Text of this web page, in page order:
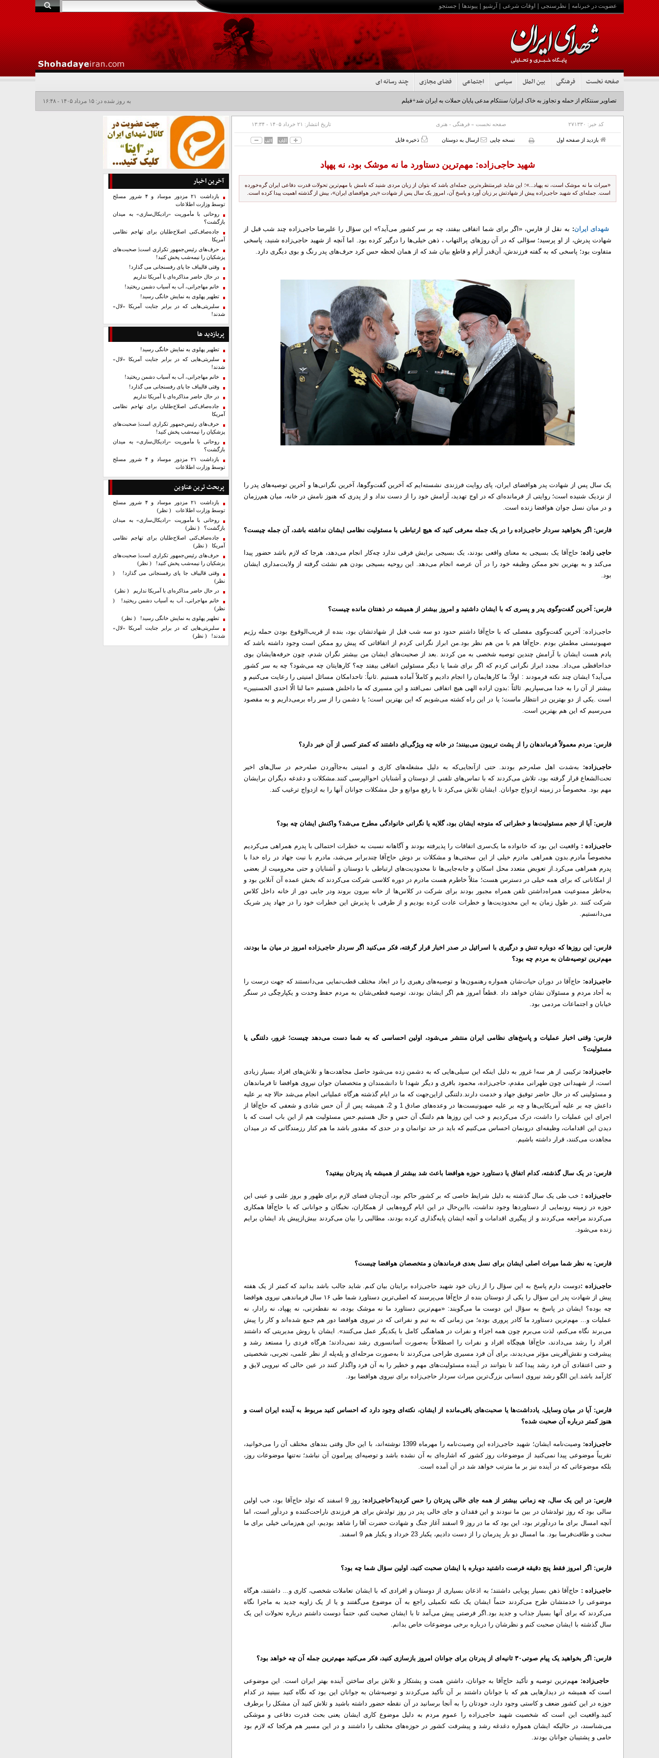
عضویت در خبرنامه نظرسنجی اوقات شرعی آرشیو پیوندها جستجو
صفحه نخست فرهنگی بین الملل سیاسی اجتماعی فضای مجازی چند رسانه ای
تصاویر سنتکام از حمله و تجاوز به خاک ایران/ سنتکام مدعی پایان حملات به ایران شد+فیلم به روز شده در: ۱۵ مرداد ۱۴۰۵ - ۱۶:۴۸
کد خبر: ۲۷۱۳۳۰ صفحه نخست »فرهنگی - هنری تاریخ انتشار: ۲۱ خرداد ۱۴۰۵ - ۱۳:۳۴
بازدید از صفحه اول نسخه چاپی ارسال به دوستان ذخیره فایل
شهید حاجی‌زاده: مهم‌ترین دستاورد ما نه موشک بود، نه پهپاد
«میراث ما نه موشک است، نه پهپاد...»؛ این شاید غیرمنتظره‌ترین جمله‌ای باشد که بتوان از زبان مردی شنید که نامش با مهم‌ترین تحولات قدرت دفاعی ایران گره‌خورده
است. جمله‌ای که شهید حاجی‌زاده پیش از شهادتش بر زبان آورد و پاسخ آن، امروز یک سال پس از شهادت «پدر هوافضای ایران»، بیش از گذشته اهمیت پیدا کرده است.
شهدای ایران: به نقل از فارس، «اگر برای شما اتفاقی بیفتد، چه بر سر کشور می‌آید؟» این سؤال را علیرضا حاجی‌زاده چند شب قبل از
شهادت پدرش، از او پرسید؛ سؤالی که در آن روزهای پرالتهاب ، ذهن خیلی‌ها را درگیر کرده بود. اما آنچه از شهید حاجی‌زاده شنید، پاسخی
متفاوت بود؛ پاسخی که به گفته فرزندش، آن‌قدر آرام و قاطع بیان شد که از همان لحظه حس کرد حرف‌های پدر رنگ و بوی دیگری دارد.
یک سال پس از شهادت پدر هوافضای ایران، پای روایت فرزندی نشسته‌ایم که آخرین گفت‌وگوها، آخرین نگرانی‌ها و آخرین توصیه‌های پدر را
از نزدیک شنیده است؛ روایتی از فرمانده‌ای که در اوج تهدید، آرامش خود را از دست نداد و از پدری که هنوز نامش در خانه، میان هم‌رزمان
و در میان نسل جوان هوافضا زنده است.
فارس: اگر بخواهید سردار حاجی‌زاده را در یک جمله معرفی کنید که هیچ ارتباطی با مسئولیت نظامی ایشان نداشته باشد، آن جمله چیست؟
حاجی زاده: حاج‌آقا یک بسیجی به معنای واقعی بودند، یک بسیجی برایش فرقی ندارد چه‌کار انجام می‌دهد، هرجا که لازم باشد حضور پیدا
می‌کند و به بهترین نحو ممکن وظیفه خود را در آن عرصه انجام می‌دهد. این روحیه بسیجی بودن هم نشئت گرفته از ولایت‌مداری ایشان
بود.
فارس: آخرین گفت‌وگوی پدر و پسری که با ایشان داشتید و امروز بیشتر از همیشه در ذهنتان مانده چیست؟
حاجی‌زاده: آخرین گفت‌وگوی مفصلی که با حاج‌آقا داشتم حدود دو سه شب قبل از شهادتشان بود، بنده از قریب‌الوقوع بودن حمله رژیم
صهیونیستی مطمئن بودم .حاج‌آقا هم با من هم نظر بود.من ابراز نگرانی کردم از اتفاقاتی که پیش رو ممکن است وجود داشته باشد که
یادم هست ایشان با آرامش چندین توصیه شخصی به من کردند .بعد از صحبت‌های ایشان من بیشتر نگران شدم، چون حرفه‌هایشان بوی
خداحافظی می‌داد. مجدد ابراز نگرانی کردم که اگر برای شما یا دیگر مسئولین اتفاقی بیفتد چه؟ کارهایتان چه می‌شود؟ چه به سر کشور
می‌آید؟ ایشان چند نکته فرمودند : اولاً: ما کارهایمان را انجام دادیم و کاملاً آماده هستیم .ثانیاً: تاحدامکان مسائل امنیتی را رعایت می‌کنیم و
بیشتر از آن را به خدا می‌سپاریم. ثالثاً :بدون اراده الهی هیچ اتفاقی نمی‌افتد و این مسیری که ما داخلش هستیم «ما لنا الّا احدی الحسنیین»
است .یکی از دو بهترین در انتظار ماست؛ یا در این راه کشته می‌شویم که این بهترین است؛ یا دشمن را از سر راه برمی‌داریم و به مقصود
می‌رسیم که این هم بهترین است.
فارس: مردم معمولاً فرماندهان را از پشت تریبون می‌بینند؛ در خانه چه ویژگی‌ای داشتند که کمتر کسی از آن خبر دارد؟
حاجی‌زاده: به‌شدت اهل صله‌رحم بودند. حتی ازآنجایی‌که به دلیل مشغله‌های کاری و امنیتی به‌جاآوردن صله‌رحم در سال‌های اخیر
تحت‌الشعاع قرار گرفته بود، تلاش می‌کردند که با تماس‌های تلفنی از دوستان و آشنایان احوالپرسی کنند.مشکلات و دغدغه دیگران برایشان
مهم بود. مخصوصاً در زمینه ازدواج جوانان. ایشان تلاش می‌کرد تا با رفع موانع و حل مشکلات جوانان آنها را به ازدواج ترغیب کند.
فارس: آیا از حجم مسئولیت‌ها و خطراتی که متوجه ایشان بود، گلایه یا نگرانی خانوادگی مطرح می‌شد؟ واکنش ایشان چه بود؟
حاجی‌زاده : واقعیت این بود که خانواده ما یک‌سری اتفاقات را پذیرفته بودند و آگاهانه نسبت به خطرات احتمالی با پدرم همراهی می‌کردیم
مخصوصاً مادرم.بدون همراهی مادرم خیلی از این سختی‌ها و مشکلات بر دوش حاج‌آقا چندبرابر می‌شد، مادرم با نیت جهاد در راه خدا با
پدرم همراهی می‌کرد. از تعویض متعدد محل اسکان و جابه‌جایی‌ها تا محدودیت‌های ارتباطی با دوستان و آشنایان و حتی محرومیت از بعضی
از امکاناتی که برای همه خیلی در دسترس هست؛ مثلاً خاطرم هست مادرم در دوره کلاسی شرکت می‌کردند که بخش عمده آن آنلاین بود و
به‌خاطر ممنوعیت همراه‌داشتن تلفن همراه مجبور بودند برای شرکت در کلاس‌ها از خانه بیرون بروند ودر جایی دور از خانه داخل کلاس
شرکت کنند .در طول زمان به این محدودیت‌ها و خطرات عادت کرده بودیم و از طرفی با پذیرش این خطرات خود را در جهاد پدر شریک
می‌دانستیم.
فارس: این روزها که دوباره تنش و درگیری با اسرائیل در صدر اخبار قرار گرفته، فکر می‌کنید اگر سردار حاجی‌زاده امروز در میان ما بودند،
مهم‌ترین توصیه‌شان به مردم چه بود؟
حاجی‌زاده: حاج‌آقا در دوران حیات‌شان همواره رهنمون‌ها و توصیه‌های رهبری را در ابعاد مختلف قطب‌نمایی می‌دانستند که جهت درست را
به آحاد مردم و مسئولان نشان خواهد داد .قطعاً امروز هم اگر ایشان بودند، توصیه قطعی‌شان به مردم حفظ وحدت و یکپارچگی در سنگر
خیابان و اجتماعات مردمی بود.
فارس: وقتی اخبار عملیات و پاسخ‌های نظامی ایران منتشر می‌شود، اولین احساسی که به شما دست می‌دهد چیست؛ غرور، دلتنگی یا
مسئولیت؟
حاجی‌زاده: ترکیبی از هر سه! غرور به دلیل اینکه این سیلی‌هایی که به دشمن زده می‌شود حاصل مجاهدت‌ها و تلاش‌های افراد بسیار زیادی
است، از شهیدانی چون طهرانی مقدم، حاجی‌زاده، محمود باقری و دیگر شهدا تا دانشمندان و متخصصان جوان نیروی هوافضا تا فرماندهان
و مسئولینی که در حال حاضر توفیق جهاد و خدمت دارند.دلتنگی ازاین‌جهت که ما در ایام گذشته هرگاه عملیاتی انجام می‌شد حالا چه بر علیه
داعش چه بر علیه آمریکایی‌ها و چه بر علیه صهیونیست‌ها در وعده‌های صادق 1 و 2، همیشه پس از آن حس شادی و شعفی که حاج‌آقا از
اجرای این عملیات را داشت، درک می‌کردیم و خب این روزها هم دلتنگ آن حس و حال هستیم.حس مسئولیت هم از این باب است که با
دیدن این اقدامات، وظیفه‌ای درونمان احساس می‌کنیم که باید در حد توانمان و در حدی که مقدور باشد ما هم کنار رزمندگانی که در میدان
مجاهدت می‌کنند، قرار داشته باشیم.
فارس: در یک سال گذشته، کدام اتفاق یا دستاورد حوزه هوافضا باعث شد بیشتر از همیشه یاد پدرتان بیفتید؟
حاجی‌زاده : خب طی یک سال گذشته به دلیل شرایط خاصی که بر کشور حاکم بود، آن‌چنان فضای لازم برای ظهور و بروز علنی و عینی این
حوزه در زمینه رونمایی از دستاوردها وجود نداشت، بااین‌حال در این ایام گروه‌هایی از همکاران، نخبگان و جوانانی که با حاج‌آقا همکاری
می‌کردند مراجعه می‌کردند و از پیگیری اقدامات و آنچه ایشان پایه‌گذاری کرده بودند، مطالبی را بیان می‌کردند بیش‌ازپیش یاد ایشان برایم
زنده می‌شود.
فارس: به نظر شما میراث اصلی ایشان برای نسل بعدی فرماندهان و متخصصان هوافضا چیست؟
حاجی‌زاده :دوست دارم پاسخ به این سؤال را از زبان خود شهید حاجی‌زاده برایتان بیان کنم. شاید جالب باشد بدانید که کمتر از یک هفته
پیش از شهادت پدر این سؤال را یکی از دوستان بنده از حاج‌آقا می‌پرسند که اصلی‌ترین دستاورد شما طی ۱۶ سال فرماندهی نیروی هوافضا
چه بوده؟ ایشان در پاسخ به سؤال این دوست ما می‌گویند: «مهم‌ترین دستاورد ما نه موشک بوده، نه نقطه‌زنی، نه پهپاد، نه رادار، نه
عملیات و... مهم‌ترین دستاورد ما کادر پروری بوده؛ من زمانی که به تیم و نفراتی که در نیروی هوافضا دور هم جمع شده‌اند و کار را پیش
می‌برند نگاه می‌کنم، لذت می‌برم چون همه اجزاء و نفرات در هماهنگی کامل با یکدیگر عمل می‌کنند». ایشان با روش مدیریتی که داشتند
افراد را رشد می‌دادند، حاج‌آقا هیچگاه افراد و نفرات را اصطلاحاً به‌صورت آسانسوری رشد نمی‌دادند؛ هرگاه فردی را مستعد رشد و
پیشرفت و نقش‌آفرینی مؤثر می‌دیدند، برای آن فرد مسیری طراحی می‌کردند تا به‌صورت مرحله‌ای و پله‌پله از نظر علمی، تجربی، شخصیتی
و حتی اعتقادی آن فرد رشد پیدا کند تا بتوانند در آینده مسئولیت‌های مهم و خطیر را به آن فرد واگذار کنند در عین حالی که نیرویی لایق و
کارآمد باشد. این الگو رشد نیروی انسانی بزرگ‌ترین میراث سردار حاجی‌زاده برای نیروی هوافضا بود‌.
فارس: آیا در میان وسایل، یادداشت‌ها یا صحبت‌های باقی‌مانده از ایشان، نکته‌ای وجود دارد که احساس کنید مربوط به آینده ایران است و
هنوز کمتر درباره آن صحبت شده؟
حاجی‌زاده:
وصیت‌نامه ایشان؛ شهید حاجی‌زاده این وصیت‌نامه را مهرماه 1399 نوشته‌اند، با این حال وقتی بندهای مختلف آن را می‌خوانید،
تقریباً موضوعی پیدا نمی‌کنید از موضوعات روز کشور که اشاره‌ای به آن نشده باشد و توصیه‌ای پیرامون آن نباشد؛ نه‌تنها موضوعات روز،
بلکه موضوعاتی که در آینده نیز بر ما مترتب خواهد شد در آن آمده است.
فارس: در این یک سال، چه زمانی بیشتر از همه جای خالی پدرتان را حس کردید؟حاجی‌زاده:
روز 9 اسفند که تولد حاج‌آقا بود، خب اولین
سالی بود که روز تولدشان در بین ما نبودند و این فقدان و جای خالی پدر در روز تولدش برای هر فرزندی ناراحت‌کننده و دردآور است، اما
آنچه امسال برای ما دردآورتر بود، این بود که ما در روز 9 اسفند آغاز جنگ و شهادت حضرت آقا را شاهد بودیم، این هم‌زمانی خیلی برای ما
سخت و طاقت‌فرسا بود. ما امسال دو بار پدرمان را از دست دادیم، یکبار 23 خرداد و یکبار هم 9 اسفند.
فارس: اگر امروز فقط پنج دقیقه فرصت داشتید دوباره با ایشان صحبت کنید، اولین سؤال شما چه بود؟
حاجی‌زاده : حاج‌آقا ذهن بسیار پویایی داشتند؛ به اذعان بسیاری از دوستان و افرادی که با ایشان تعاملات شخصی، کاری و... داشتند، هرگاه
موضوعی را خدمتشان طرح می‌کردند حتماً ایشان یک نکته تکمیلی راجع به آن موضوع می‌گفتند و یا از یک زاویه جدید به ماجرا نگاه
می‌کردند که برای آنها بسیار جذاب و جدید بود. اگر فرصتی پیش می‌آمد تا با ایشان صحبت کنم، حتماً دوست داشتم درباره تحولات این یک
سال گذشته با ایشان صحبت کنم و نظرشان را درباره برخی موضوعات خاص بدانم.
فارس: اگر بخواهید یک پیام صوتی۳۰ ثانیه‌ای از پدرتان برای جوانان امروز بازسازی کنید، فکر می‌کنید مهم‌ترین جمله آن چه خواهد بود؟
حاجی‌زاده: مهم‌ترین توصیه و تأکید حاج‌آقا به جوانان، داشتن همت و پشتکار و تلاش برای ساختن آینده بهتر ایران است. این موضوعی
است که همیشه در دیدارهایی هم که با جوانان داشتند بر آن تأکید می‌کردند و توصیه‌شان به جوانان این بود که نگاه کنید ببینید در کدام
حوزه در این کشور ضعف و کاستی وجود دارد، خودتان را به آنجا برسانید در آن نقطه حضور داشته باشید و تلاش کنید آن مشکل را برطرف
کنید.واقعیت این است که شخصیت شهید حاجی‌زاده را عموم مردم به دلیل موضوع کاری ایشان یعنی بحث قدرت دفاعی و موشکی
می‌شناسند، در حالیکه ایشان همواره دغدغه رشد و پیشرفت کشور در حوزه‌های مختلف را داشتند و در این مسیر هم هرکجا که لازم بود
حامی و پشتیبان جوانان بودند.
آخرین اخبار
بازداشت ۲۱ مزدور موساد و ۴ شرور مسلح
توسط وزارت اطلاعات
روحانی با مأموریت «رادیکال‌سازی» به میدان
بازگشت؟
جاده‌صاف‌کنی اصلاح‌طلبان برای تهاجم نظامی
آمریکا
حرف‌های رئیس‌جمهور تکراری است| صحبت‌های
پزشکیان را نیمه‌شب پخش کنید!
وقتی قالیباف جا پای رفسنجانی می گذارد!
در حال حاضر مذاکره‌ای با آمریکا نداریم
خانم مهاجرانی، آب به آسیاب دشمن ریختید!
تطهیر پهلوی به نمایش خانگی رسید!
سلبریتی‌هایی که در برابر جنایت آمریکا «لال»
شدند!
پربازدید ها
تطهیر پهلوی به نمایش خانگی رسید!
سلبریتی‌هایی که در برابر جنایت آمریکا «لال»
شدند!
خانم مهاجرانی، آب به آسیاب دشمن ریختید!
وقتی قالیباف جا پای رفسنجانی می گذارد!
در حال حاضر مذاکره‌ای با آمریکا نداریم
جاده‌صاف‌کنی اصلاح‌طلبان برای تهاجم نظامی
آمریکا
حرف‌های رئیس‌جمهور تکراری است| صحبت‌های
پزشکیان را نیمه‌شب پخش کنید!
روحانی با مأموریت «رادیکال‌سازی» به میدان
بازگشت؟
بازداشت ۲۱ مزدور موساد و ۴ شرور مسلح
توسط وزارت اطلاعات
پربحث ترین عناوین
بازداشت ۲۱ مزدور موساد و ۴ شرور مسلح
توسط وزارت اطلاعات ( نظر)
روحانی با مأموریت «رادیکال‌سازی» به میدان
بازگشت؟ ( نظر)
جاده‌صاف‌کنی اصلاح‌طلبان برای تهاجم نظامی
آمریکا ( نظر)
حرف‌های رئیس‌جمهور تکراری است| صحبت‌های
پزشکیان را نیمه‌شب پخش کنید! ( نظر)
وقتی قالیباف جا پای رفسنجانی می گذارد! (
نظر)
در حال حاضر مذاکره‌ای با آمریکا نداریم ( نظر)
خانم مهاجرانی، آب به آسیاب دشمن ریختید! (
نظر)
تطهیر پهلوی به نمایش خانگی رسید! ( نظر)
سلبریتی‌هایی که در برابر جنایت آمریکا «لال»
شدند! ( نظر)